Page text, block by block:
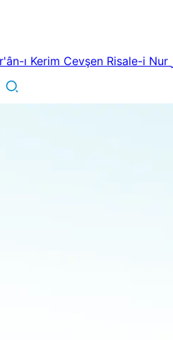
ı Kerim Cevşen Risale-i Nur